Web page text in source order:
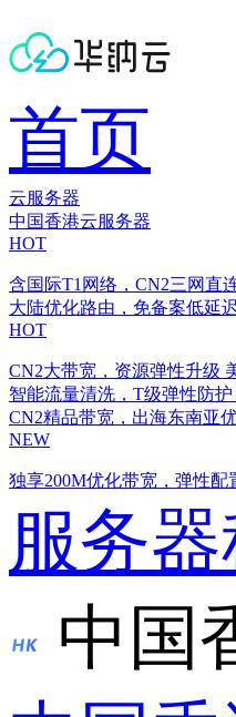
首页
云服务器
中国香港云服务器
HOT
含国际T1网络，CN2三网直
大陆优化路由，免备案低延
HOT
CN2大带宽，资源弹性升级
智能流量清洗，T级弹性防护
CN2精品带宽，出海东南亚
NEW
独享200M优化带宽，弹性配
服务器
中国